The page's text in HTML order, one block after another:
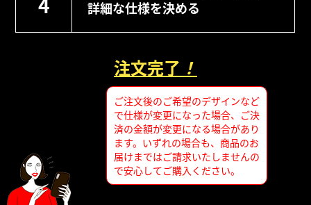
詳細な仕様を決める
注文完了 ！
ご注文後のご希望のデザインなど
で仕様が変更になった場合、ご決
済の金額が変更になる場合があり
ます。いずれの場合も、商品のお
届けまではご請求いたしませんの
で安心してご購入ください。